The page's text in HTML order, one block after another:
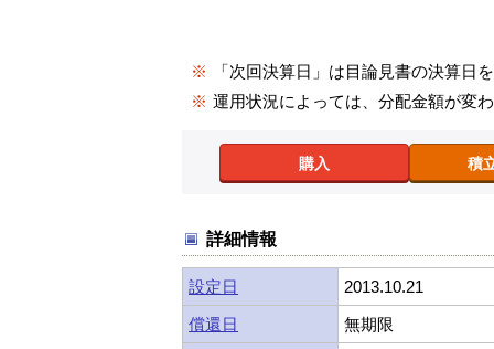
※
「次回決算日」は目論見書の決算日
※ 運用状況によっては、分配金額が変
購入 積
詳細情報
設定日
2013.10.21
償還日
無期限